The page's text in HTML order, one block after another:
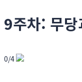
9주차: 무
0/4